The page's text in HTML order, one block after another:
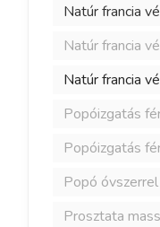
Natúr francia
Natúr francia
Natúr francia
Popóizgatás
Popóizgatás
Popó
Prosztata